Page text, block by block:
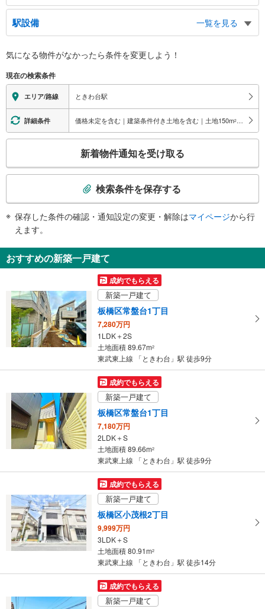
北口
常磐台方面、前野町方面、富士見町方面、宮本町方面、泉町方面、淑徳学園方
面、バス・タクシーのりば
南口
駅設備
一覧を見る
※段差なしでの移動経路
地上⇔改札⇔ホーム：○
エレベータ
・ホーム⇔南改札
・南改札⇔南口
トイレ
・改札内（北口）
その他
・点字案内（券売機・手すり等）
・ＡＥＤ
気になる物件がなかったら条件を変更しよう！
現在の検索条件
エリア/路線 ときわ台駅
詳細条件 価格未定を含む｜建築条件付き土地を含む｜土地150m2 以上
検
知
を
け
取
る
・
条
イ
ペ
ー
ジ
存
る
新着物件通知を受け取る
検索条件を保存する
保存した条件の確認・通知設定の変更・解除はマイページから行
えます。
おすすめの新築一戸建て
成約でもらえる
新築一戸建て
板橋区常盤台1丁目
7,280万円
1LDK＋2S
土地面積 89.67m2
東武東上線 「ときわ台」駅 徒歩9分
成約でもらえる
新築一戸建て
板橋区常盤台1丁目
7,180万円
2LDK＋S
土地面積 89.66m2
東武東上線 「ときわ台」駅 徒歩9分
成約でもらえる
新築一戸建て
板橋区小茂根2丁目
9,999万円
3LDK＋S
土地面積 80.91m2
東武東上線 「ときわ台」駅 徒歩14分
成約でもらえる
新築一戸建て